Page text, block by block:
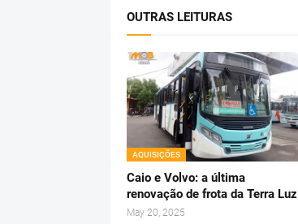
OUTRAS LEITURAS
AQUISIÇÕES
Caio e Volvo: a última
renovação de frota da Terra Luz
May 20, 2025